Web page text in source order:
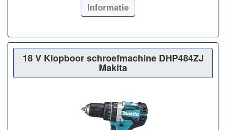
Informatie
18 V Klopboor schroefmachine DHP484ZJ
Makita